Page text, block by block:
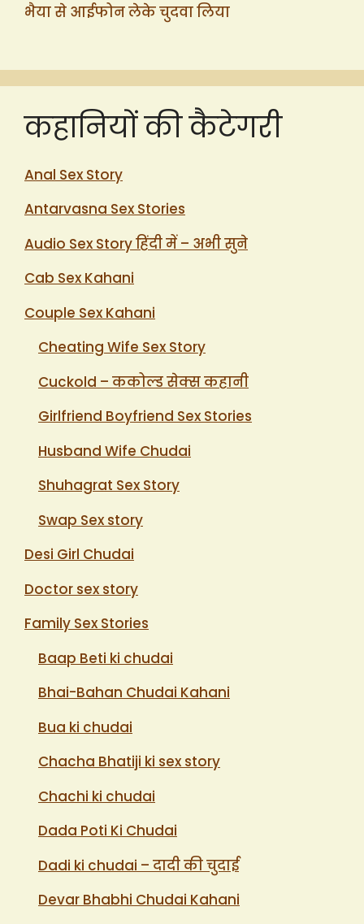
भैया से आईफोन लेके चुदवा लिया
कहानियों की कैटेगरी
Anal Sex Story
Antarvasna Sex Stories
Audio Sex Story हिंदी में – अभी सुने
Cab Sex Kahani
Couple Sex Kahani
Cheating Wife Sex Story
Cuckold – ककोल्ड सेक्स कहानी
Girlfriend Boyfriend Sex Stories
Husband Wife Chudai
Shuhagrat Sex Story
Swap Sex story
Desi Girl Chudai
Doctor sex story
Family Sex Stories
Baap Beti ki chudai
Bhai-Bahan Chudai Kahani
Bua ki chudai
Chacha Bhatiji ki sex story
Chachi ki chudai
Dada Poti Ki Chudai
Dadi ki chudai – दादी की चुदाई
Devar Bhabhi Chudai Kahani